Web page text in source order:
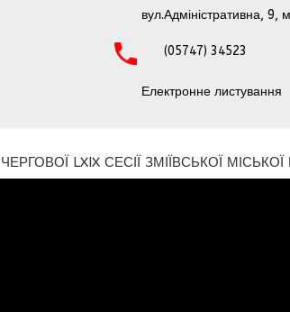
вул.Адміністративна, 9,
(05747) 34523
Електронне листування
LXIX СЕСІЇ ЗМІЇВСЬКОЇ МІСЬКОЇ